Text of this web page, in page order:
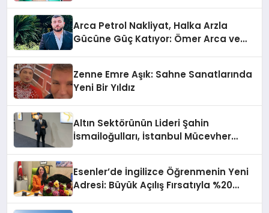
Arca Petrol Nakliyat, Halka Arzla
Gücüne Güç Katıyor: Ömer Arca ve
Zenne Emre Aşık: Sahne Sanatlarında
Yeni Bir Yıldız
Altın Sektörünün Lideri Şahin
İsmailoğulları, İstanbul Mücevher
Esenler’de İngilizce Öğrenmenin Yeni
Adresi: Büyük Açılış Fırsatıyla %20